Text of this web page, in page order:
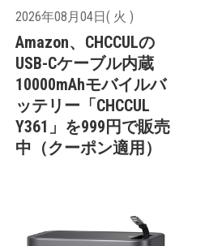
2026年08月04日( 火 )
Amazon、CHCCULの
USB-Cケーブル内蔵
10000mAhモバイルバ
ッテリー「CHCCUL
Y361」を999円で販売
中（クーポン適用）